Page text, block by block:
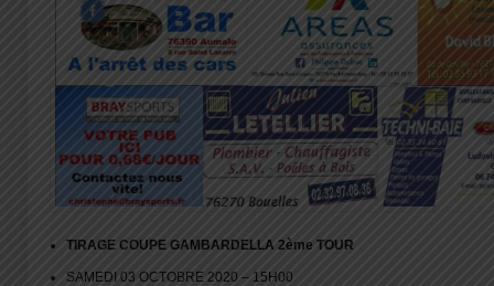
TIRAGE COUPE GAMBARDELLA 2ème TOUR
SAMEDI 03 OCTOBRE 2020 – 15H00